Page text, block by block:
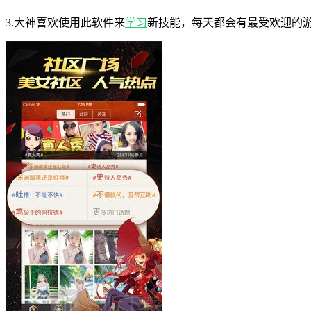
3.大神喜欢使用此软件来学习新技能，每天都会有最受欢迎的